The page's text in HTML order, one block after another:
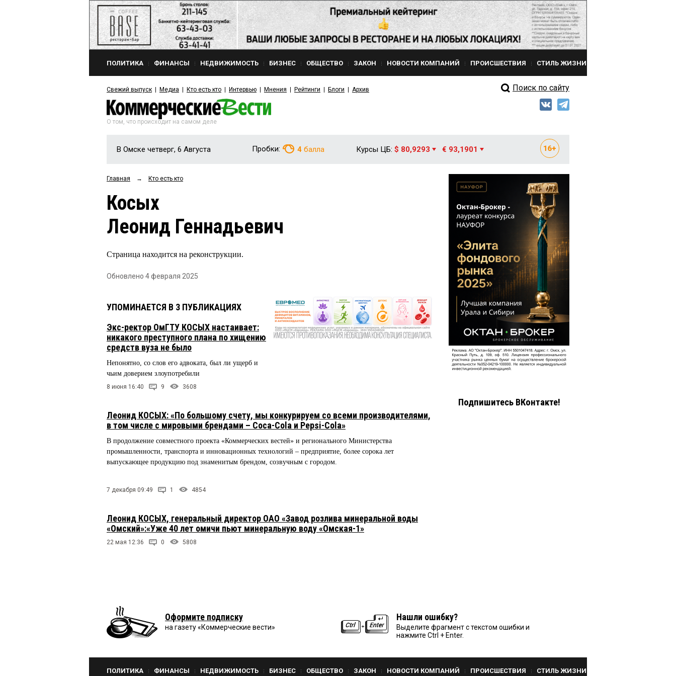
ПОЛИТИКА ФИНАНСЫ НЕДВИЖИМОСТЬ БИЗНЕС ОБЩЕСТВО ЗАКОН НОВОСТИ КОМПАНИЙ ПРОИСШЕСТВИЯ СТИЛЬ ЖИЗНИ
Свежий выпуск Медиа Кто есть кто Интервью Мнения Рейтинги Блоги Архив Поиск по сайту
О том, что происходит на самом деле
В Омске четверг, 6 Августа Пробки: 4 балла Курсы ЦБ: $ 80,9293 € 93,1901
Главная → Кто есть кто
Косых
Леонид Геннадьевич
Страница находится на реконструкции.
Обновлено 4 февраля 2025
УПОМИНАЕТСЯ В 3 ПУБЛИКАЦИЯХ
Экс-ректор ОмГТУ КОСЫХ настаивает:
никакого преступного плана по хищению
средств вуза не было
Непонятно, со слов его адвоката, был ли ущерб и
чьим доверием злоупотребили
8 июня 16:40 9 3608
Леонид КОСЫХ: «По большому счету, мы конкурируем со всеми производителями,
в том числе с мировыми брендами – Coca-Cola и Pepsi-Cola»
В продолжение совместного проекта «Коммерческих вестей» и регионального Министерства
промышленности, транспорта и инновационных технологий – предприятие, более сорока лет
выпускающее продукцию под знаменитым брендом, созвучным с городом.
7 декабря 09:49 1 4854
Леонид КОСЫХ, генеральный директор ОАО «Завод розлива минеральной воды
«Омский»:«Уже 40 лет омичи пьют минеральную воду «Омская-1»
22 мая 12:36 0 5808
Подпишитесь ВКонтакте!
Оформите подписку
на газету «Коммерческие вести»
Нашли ошибку?
Выделите фрагмент с текстом ошибки и
нажмите Ctrl + Enter.
ПОЛИТИКА ФИНАНСЫ НЕДВИЖИМОСТЬ БИЗНЕС ОБЩЕСТВО ЗАКОН НОВОСТИ КОМПАНИЙ ПРОИСШЕСТВИЯ СТИЛЬ ЖИЗНИ